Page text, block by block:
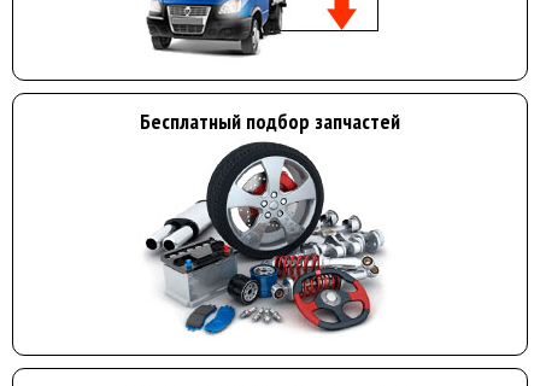
Бесплатный подбор запчастей